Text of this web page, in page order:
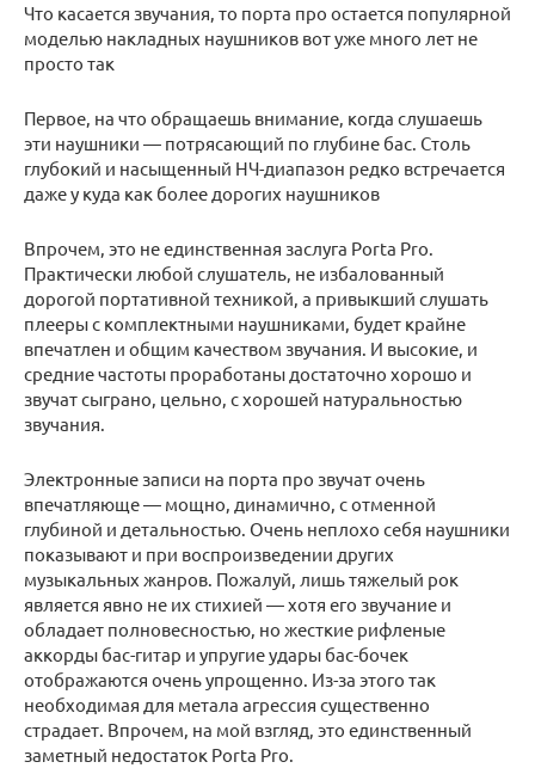
Что касается звучания, то порта про остается популярной
моделью накладных наушников вот уже много лет не
просто так
Первое, на что обращаешь внимание, когда слушаешь
эти наушники — потрясающий по глубине бас. Столь
глубокий и насыщенный НЧ-диапазон редко встречается
даже у куда как более дорогих наушников
Впрочем, это не единственная заслуга Porta Pro.
Практически любой слушатель, не избалованный
дорогой портативной техникой, а привыкший слушать
плееры с комплектными наушниками, будет крайне
впечатлен и общим качеством звучания. И высокие, и
средние частоты проработаны достаточно хорошо и
звучат сыграно, цельно, с хорошей натуральностью
звучания.
Электронные записи на порта про звучат очень
впечатляюще — мощно, динамично, с отменной
глубиной и детальностью. Очень неплохо себя наушники
показывают и при воспроизведении других
музыкальных жанров. Пожалуй, лишь тяжелый рок
является явно не их стихией — хотя его звучание и
обладает полновесностью, но жесткие рифленые
аккорды бас-гитар и упругие удары бас-бочек
отображаются очень упрощенно. Из-за этого так
необходимая для метала агрессия существенно
страдает. Впрочем, на мой взгляд, это единственный
заметный недостаток Porta Pro.